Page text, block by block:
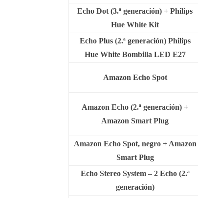
Echo Dot (3.ª generación) + Philips
Hue White Kit
Echo Plus (2.ª generación) Philips
Hue White Bombilla LED E27
Amazon Echo Spot
Amazon Echo (2.ª generación) +
Amazon Smart Plug
Amazon Echo Spot, negro + Amazon
Smart Plug
Echo Stereo System – 2 Echo (2.ª
generación)